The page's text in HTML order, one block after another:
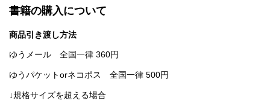
書籍の購入について
商品引き渡し方法
ゆうメール 全国一律 360円
ゆうパケットorネコポス 全国一律 500円
↓規格サイズを超える場合